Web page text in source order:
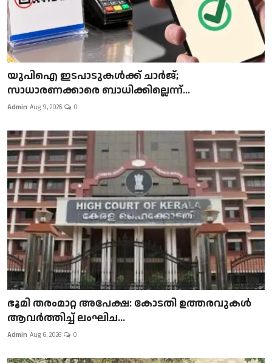
യുപിഐ ഇടപാടുകൾക്ക് ചാർജ്;
സാധാരണക്കാരെ ബാധിക്കില്ലെന്ന്...
Admin Aug 9, 2026 0
ഭൂമി തരംമാറ്റ അപേക്ഷ: കോടതി ഉത്തരവുകൾ
ആവർത്തിച്ച് ലംഘിച...
Admin Aug 6, 2026 0